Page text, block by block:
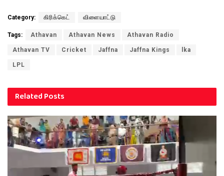
Category: கிரிக்கெட் விளையாட்டு
Tags: Athavan Athavan News Athavan Radio
Athavan TV Cricket Jaffna Jaffna Kings lka
LPL
RelatedPosts